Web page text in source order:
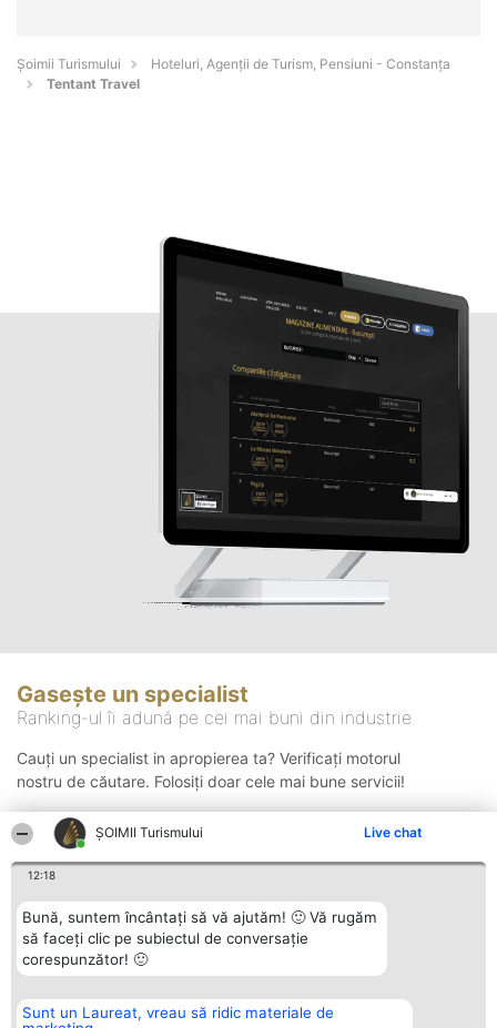
ȘOIMII Turismului Live chat
12:18
Bună, suntem încântați să vă ajutăm! 🙂 Vă rugăm
să faceți clic pe subiectul de conversație
corespunzător! 🙂
Sunt un Laureat, vreau să ridic materiale de
Șoimii Turismului
Hoteluri, Agenții de Turism, Pensiuni - Constanţa
Tentant Travel
Gasește un specialist
Ranking-ul îi adună pe cei mai buni din industrie
Cauți un specialist in apropierea ta? Verificați motorul
nostru de căutare. Folosiți doar cele mai bune servicii!
Organizator Ranking Plebiscyt Contact